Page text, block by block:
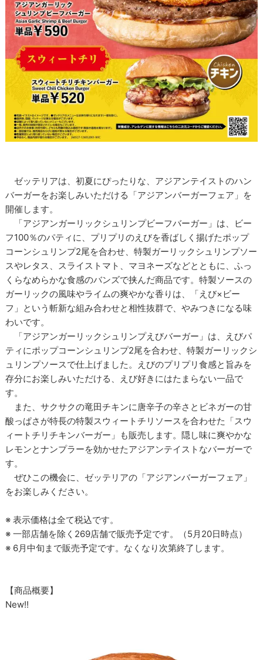
ゼッテリアは、初夏にぴったりな、アジアンテイストのハン
バーガーをお楽しみいただける「アジアンバーガーフェア」を
開催します。
「アジアンガーリックシュリンプビーフバーガー」は、ビー
フ100％のパティに、プリプリのえびを香ばしく揚げたポップ
コーンシュリンプ2尾を合わせ、特製ガーリックシュリンプソー
スやレタス、スライストマト、マヨネーズなどとともに、ふっ
くらなめらかな食感のバンズで挟んだ商品です。特製ソースの
ガーリックの風味やライムの爽やかな香りは、「えび×ビー
フ」という斬新な組み合わせと相性抜群で、やみつきになる味
わいです。
「アジアンガーリックシュリンプえびバーガー」は、えびパ
ティにポップコーンシュリンプ2尾を合わせ、特製ガーリックシ
ュリンプソースで仕上げました。えびのプリプリ食感と旨みを
存分にお楽しみいただける、えび好きにはたまらない一品で
す。
また、サクサクの竜田チキンに唐辛子の辛さとビネガーの甘
酸っぱさが特長の特製スウィートチリソースを合わせた「スウ
ィートチリチキンバーガー」も販売します。隠し味に爽やかな
レモンとナンプラーを効かせたアジアンテイストなバーガーで
す。
ぜひこの機会に、ゼッテリアの「アジアンバーガーフェア」
をお楽しみください。
※ 表示価格は全て税込です。
※ 一部店舗を除く269店舗で販売予定です。（5月20日時点）
※ 6月中旬まで販売予定です。なくなり次第終了します。
【商品概要】
New!!